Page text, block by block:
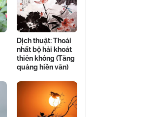
Dịch thuật: Thoái
nhất bộ hải khoát
thiên không (Tăng
quảng hiền văn)